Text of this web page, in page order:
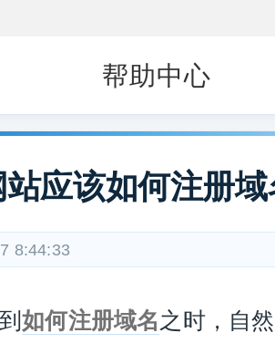
帮助中心
应该如何注册
8:44:33
如何注册域名之时，自